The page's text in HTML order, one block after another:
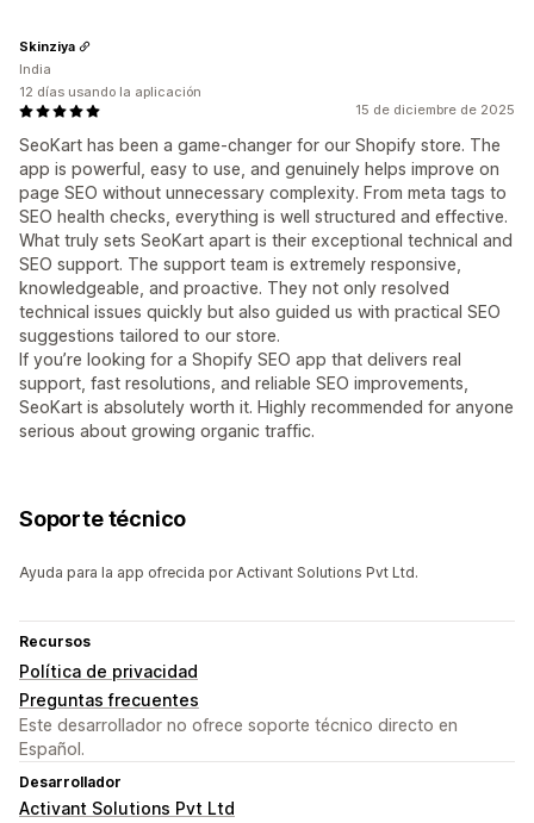
15 de diciembre de 2025
SeoKart has been a game-changer for our Shopify store. The
app is powerful, easy to use, and genuinely helps improve on
page SEO without unnecessary complexity. From meta tags to
SEO health checks, everything is well structured and effective.
What truly sets SeoKart apart is their exceptional technical and
SEO support. The support team is extremely responsive,
knowledgeable, and proactive. They not only resolved
technical issues quickly but also guided us with practical SEO
suggestions tailored to our store.
If you’re looking for a Shopify SEO app that delivers real
support, fast resolutions, and reliable SEO improvements,
SeoKart is absolutely worth it. Highly recommended for anyone
serious about growing organic traffic.
Skinziya
India
12 días usando la aplicación
Soporte técnico
Ayuda para la app ofrecida por Activant Solutions Pvt Ltd.
Recursos
Política de privacidad
Preguntas frecuentes
Este desarrollador no ofrece soporte técnico directo en
Español.
Desarrollador
Activant Solutions Pvt Ltd